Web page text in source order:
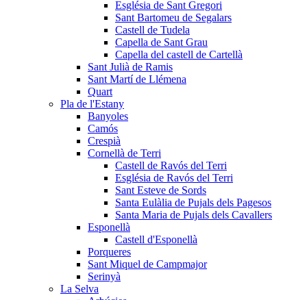
Església de Sant Gregori
Sant Bartomeu de Segalars
Castell de Tudela
Capella de Sant Grau
Capella del castell de Cartellà
Sant Julià de Ramis
Sant Martí de Llémena
Quart
Pla de l'Estany
Banyoles
Camós
Crespià
Cornellà de Terri
Castell de Ravós del Terri
Església de Ravós del Terri
Sant Esteve de Sords
Santa Eulàlia de Pujals dels Pagesos
Santa Maria de Pujals dels Cavallers
Esponellà
Castell d'Esponellà
Porqueres
Sant Miquel de Campmajor
Serinyà
La Selva